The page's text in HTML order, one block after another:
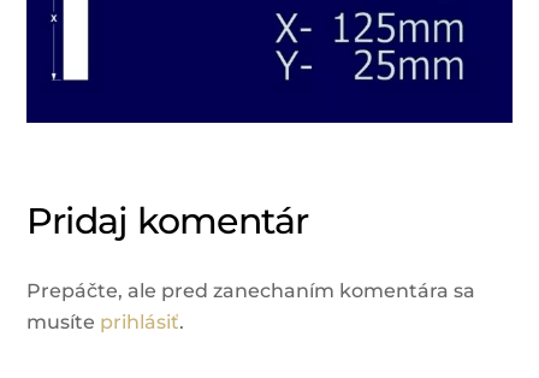
Pridaj komentár
Prepáčte, ale pred zanechaním komentára sa
musíte prihlásiť.